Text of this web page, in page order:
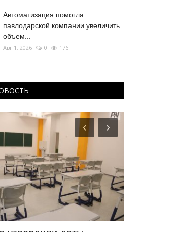
Автоматизация помогла
павлодарской компании увеличить
объем...
Авг 1, 2026 0 176